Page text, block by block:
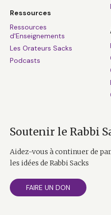
Ressources
Ressources
d'Enseignements
Les Orateurs Sacks
Podcasts
Soutenir le Rabbi
Aidez-vous à continuer de
les idées de Rabbi Sacks
FAIRE UN DON